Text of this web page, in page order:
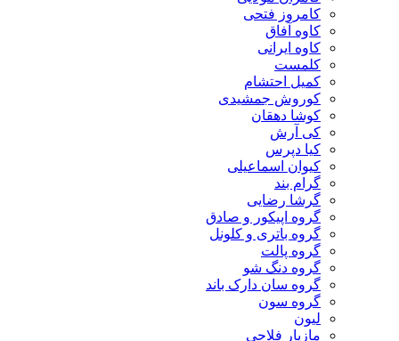
کامروز فتحی
کاوه آفاق
کاوه ایرانی
کلمست
کمیل احتشام
کوروش جمشیدی
کوشا دهقان
کی آرش
کیا دپرس
کیوان اسماعیلی
گرام بند
گرشا رضایی
گروه اپیکور و صادق
گروه باتری و کلونل
گروه پالت
گروه دنگ شو
گروه سان دارک باند
گروه سون
لیون
مازیار فلاحی